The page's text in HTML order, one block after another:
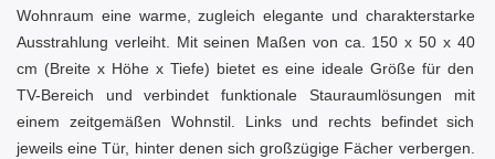
Wohnraum eine warme, zugleich elegante und charakterstarke
Ausstrahlung verleiht. Mit seinen Maßen von ca. 150 x 50 x 40
cm (Breite x Höhe x Tiefe) bietet es eine ideale Größe für den
TV-Bereich und verbindet funktionale Stauraumlösungen mit
einem zeitgemäßen Wohnstil. Links und rechts befindet sich
jeweils eine Tür, hinter denen sich großzügige Fächer verbergen.